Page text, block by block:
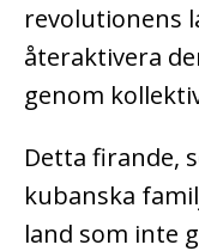
revolutionens
återaktivera
genom
Detta firande,
kubanska
land som inte